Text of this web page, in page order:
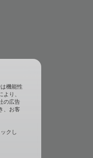
機能性
り、
の広告
、お客
クし